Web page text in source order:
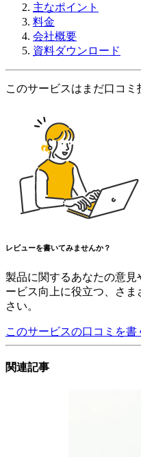
主なポイント
料金
会社概要
資料ダウンロード
このサービスはまだ口コミ
レビューを書いてみませんか？
製品に関するあなたの意
ービス向上に役立つ、さ
さい。
このサービスの口コミを書
関連記事